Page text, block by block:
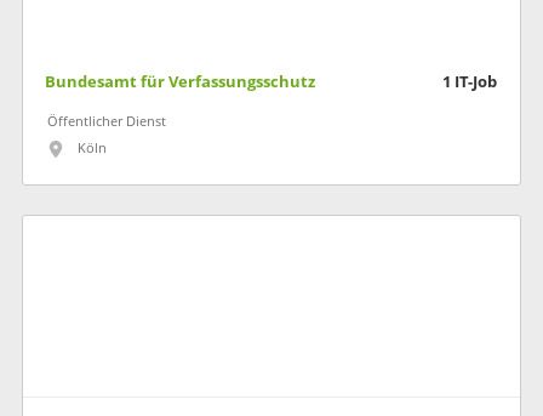
Bundesamt für Verfassungsschutz 1 IT-Job
Öffentlicher Dienst
Köln